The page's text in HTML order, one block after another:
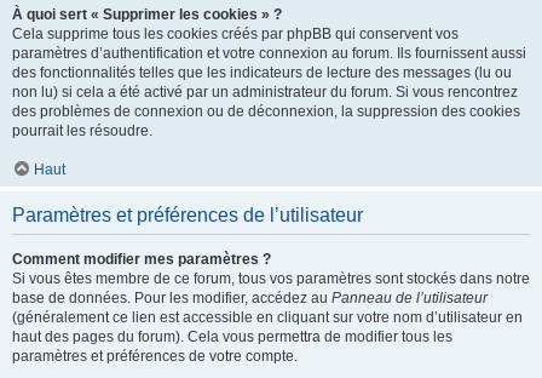
À quoi sert « Supprimer les cookies » ?
Cela supprime tous les cookies créés par phpBB qui conservent vos
paramètres d’authentification et votre connexion au forum. Ils fournissent aussi
des fonctionnalités telles que les indicateurs de lecture des messages (lu ou
non lu) si cela a été activé par un administrateur du forum. Si vous rencontrez
des problèmes de connexion ou de déconnexion, la suppression des cookies
pourrait les résoudre.
Haut
Paramètres et préférences de l’utilisateur
Comment modifier mes paramètres ?
Si vous êtes membre de ce forum, tous vos paramètres sont stockés dans notre
base de données. Pour les modifier, accédez au Panneau de l’utilisateur
(généralement ce lien est accessible en cliquant sur votre nom d’utilisateur en
haut des pages du forum). Cela vous permettra de modifier tous les
paramètres et préférences de votre compte.